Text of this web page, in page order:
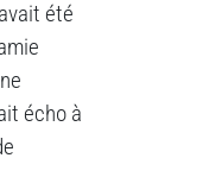
été
écho à